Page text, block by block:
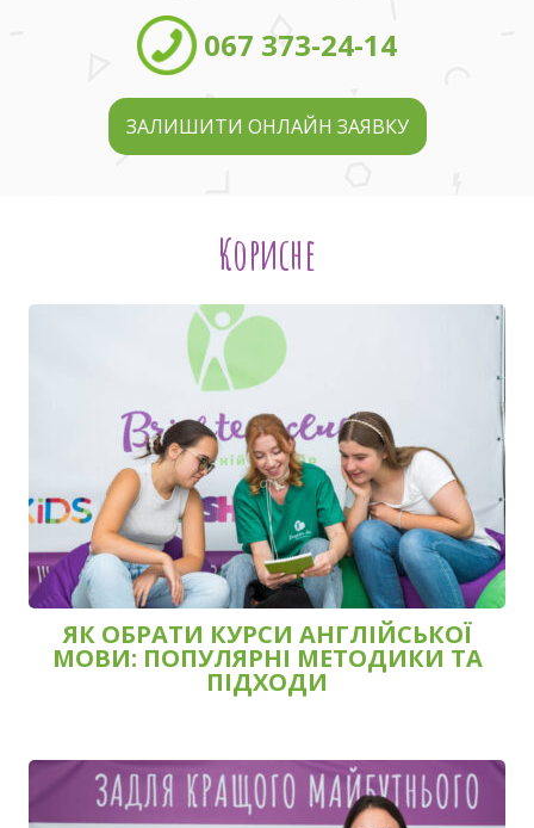
067 373-24-14
ЗАЛИШИТИ ОНЛАЙН ЗАЯВКУ
Корисне
ЯК ОБРАТИ КУРСИ АНГЛІЙСЬКОЇ
МОВИ: ПОПУЛЯРНІ МЕТОДИКИ ТА
ПІДХОДИ